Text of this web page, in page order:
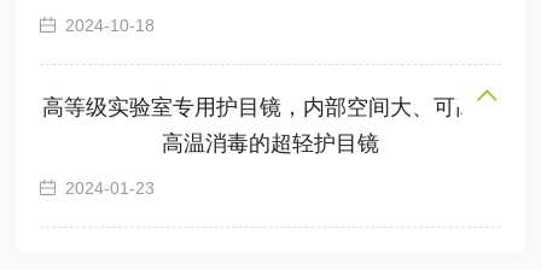
2024-10-18
高等级实验室专用护目镜，内部空间大、可高压
高温消毒的超轻护目镜
2024-01-23